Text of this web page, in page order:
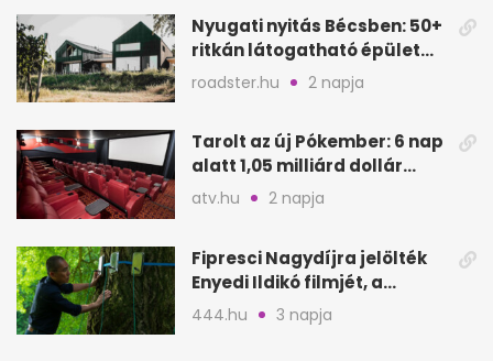
Nyugati nyitás Bécsben: 50+
ritkán látogatható épület
nyílik meg
roadster.hu 2 napja
Tarolt az új Pókember: 6 nap
alatt 1,05 milliárd dollár
bevétel
atv.hu 2 napja
Fipresci Nagydíjra jelölték
Enyedi Ildikó filmjét, a
Csendes barátot
444.hu 3 napja